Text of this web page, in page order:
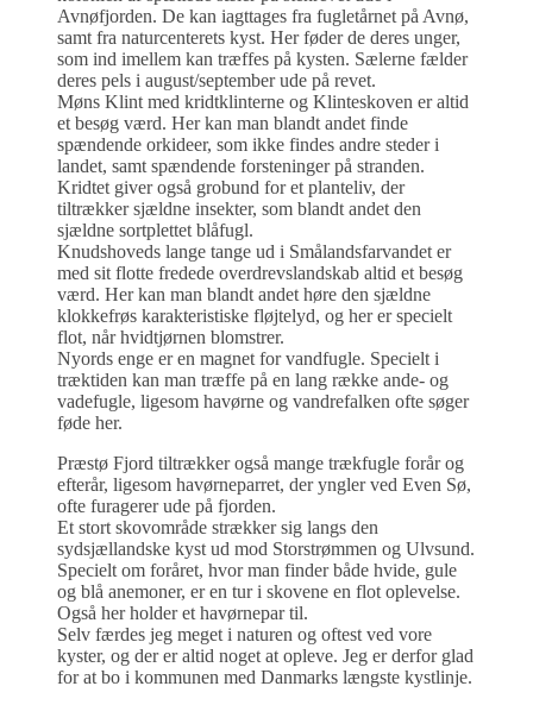
Avnøfjorden. De kan iagttages fra fugletårnet på Avnø,
samt fra naturcenterets kyst. Her føder de deres unger,
som ind imellem kan træffes på kysten. Sælerne fælder
deres pels i august/september ude på revet.
Møns Klint med kridtklinterne og Klinteskoven er altid
et besøg værd. Her kan man blandt andet finde
spændende orkideer, som ikke findes andre steder i
landet, samt spændende forsteninger på stranden.
Kridtet giver også grobund for et planteliv, der
tiltrækker sjældne insekter, som blandt andet den
sjældne sortplettet blåfugl.
Knudshoveds lange tange ud i Smålandsfarvandet er
med sit flotte fredede overdrevslandskab altid et besøg
værd. Her kan man blandt andet høre den sjældne
klokkefrøs karakteristiske fløjtelyd, og her er specielt
flot, når hvidtjørnen blomstrer.
Nyords enge er en magnet for vandfugle. Specielt i
træktiden kan man træffe på en lang række ande- og
vadefugle, ligesom havørne og vandrefalken ofte søger
føde her.
Præstø Fjord tiltrækker også mange trækfugle forår og
efterår, ligesom havørneparret, der yngler ved Even Sø,
ofte furagerer ude på fjorden.
Et stort skovområde strækker sig langs den
sydsjællandske kyst ud mod Storstrømmen og Ulvsund.
Specielt om foråret, hvor man finder både hvide, gule
og blå anemoner, er en tur i skovene en flot oplevelse.
Også her holder et havørnepar til.
Selv færdes jeg meget i naturen og oftest ved vore
kyster, og der er altid noget at opleve. Jeg er derfor glad
for at bo i kommunen med Danmarks længste kystlinje.